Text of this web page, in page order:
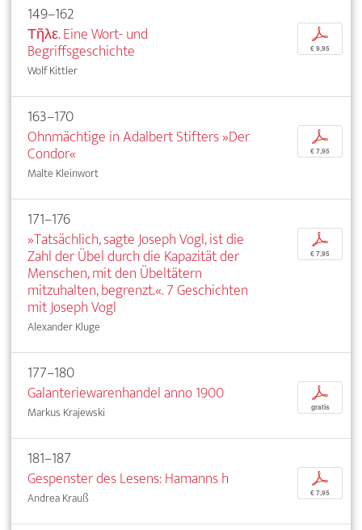
149–162
Τῆλε. Eine Wort- und
Begriffsgeschichte
Wolf Kittler
p
€ 9,95
163–170
Ohnmächtige in Adalbert Stifters »Der
Condor«
Malte Kleinwort
p
€ 7,95
171–176
»Tatsächlich, sagte Joseph Vogl, ist die
Zahl der Übel durch die Kapazität der
Menschen, mit den Übeltätern
mitzuhalten, begrenzt.«. 7 Geschichten
mit Joseph Vogl
Alexander Kluge
p
€ 7,95
177–180
Galanteriewarenhandel anno 1900
Markus Krajewski
p
gratis
181–187
Gespenster des Lesens: Hamanns h
Andrea Krauß
p
€ 7,95